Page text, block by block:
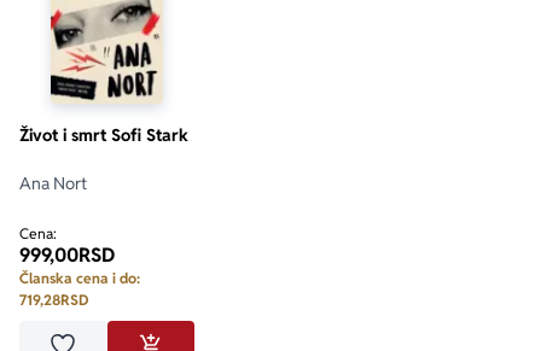
Život i smrt Sofi Stark
Ana Nort
Cena:
999,00RSD
Članska cena i do:
719,28RSD